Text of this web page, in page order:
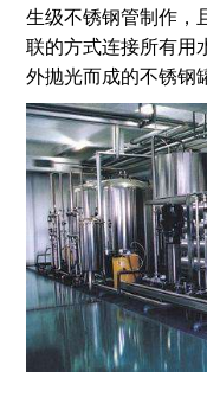
生级不锈钢管制作，
联的方式连接所有用
外抛光而成的不锈钢